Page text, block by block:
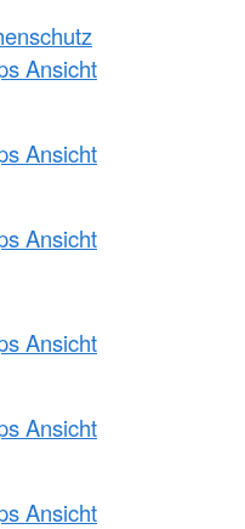
Ansicht
Ansicht
Ansicht
Ansicht
Ansicht
Ansicht